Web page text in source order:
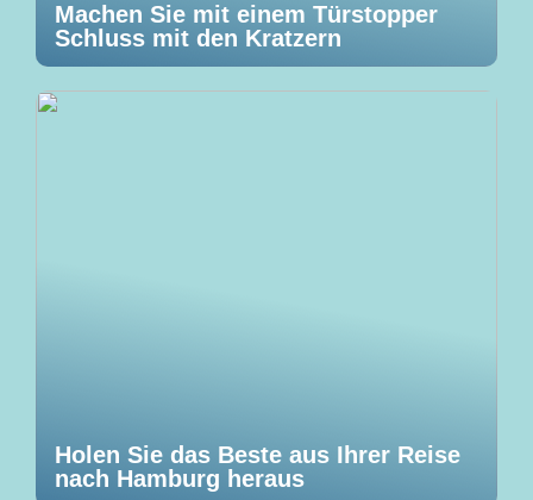
Machen Sie mit einem Türstopper
Schluss mit den Kratzern
Holen Sie das Beste aus Ihrer Reise
nach Hamburg heraus